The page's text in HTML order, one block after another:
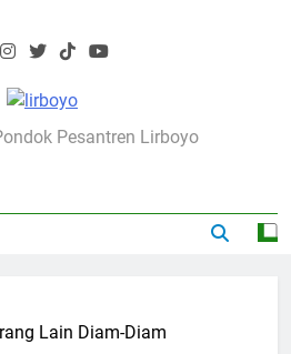
Pesantren Lirboyo
Lain Diam-Diam